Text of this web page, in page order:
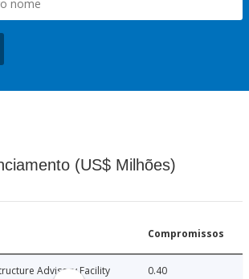
(US$ Milhões)
Compromissos
Advisory Facility 0.40